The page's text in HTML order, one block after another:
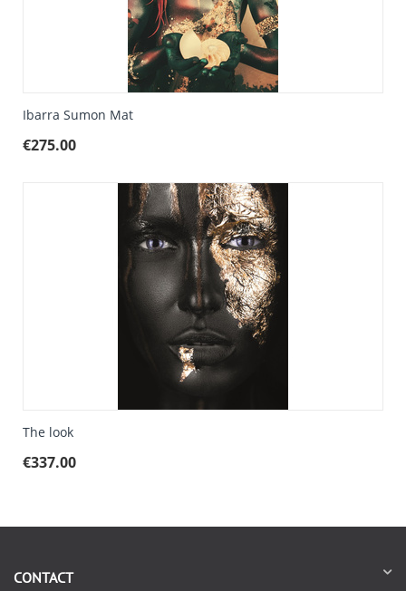
Ibarra Sumon Mat
€275.00
The look
€337.00
CONTACT